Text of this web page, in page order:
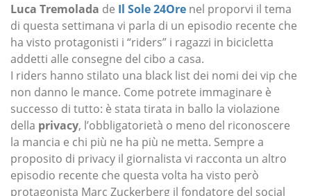
Luca Tremolada de Il Sole 24Ore nel proporvi il tema
di questa settimana vi parla di un episodio recente che
ha visto protagonisti i “riders” i ragazzi in bicicletta
addetti alle consegne del cibo a casa.
I riders hanno stilato una black list dei nomi dei vip che
non danno le mance. Come potrete immaginare è
successo di tutto: è stata tirata in ballo la violazione
della privacy, l’obbligatorietà o meno del riconoscere
la mancia e chi più ne ha più ne metta. Sempre a
proposito di privacy il giornalista vi racconta un altro
episodio recente che questa volta ha visto però
protagonista Marc Zuckerberg il fondatore del social